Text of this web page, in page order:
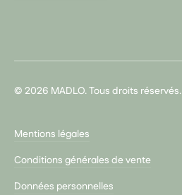
© 2026 MADLO. Tous droits réservés.
Mentions légales
Conditions générales de vente
Données personnelles